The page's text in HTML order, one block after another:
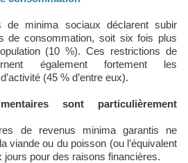
de minima sociaux déclarent subir
de consommation, soit six fois plus
(10 %). Ces restrictions de
également fortement les
(45 % d’entre eux).
sont particulièrement
de revenus minima garantis ne
viande ou du poisson (ou l’équivalent
jours pour des raisons financières.